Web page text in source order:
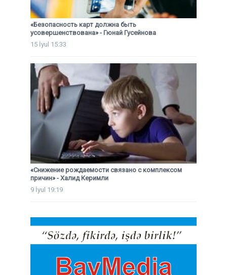
«Безопасность карт должна быть
усовершенствована» - Гюнай Гусейнова
15 İyul 15:33
«Снижение рождаемости связано с комплексом
причин» - Халид Керимли
9 İyul 19:19